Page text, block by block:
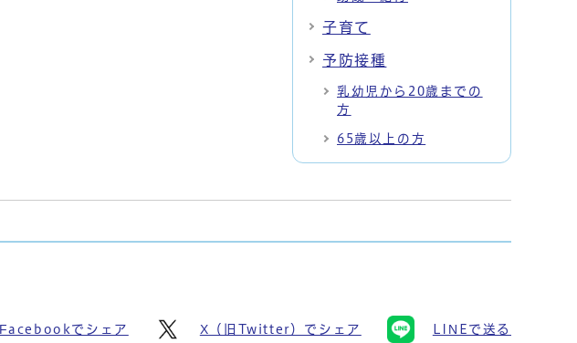
子育て
予防接種
乳幼児から20歳までの
方
65歳以上の方
Facebookでシェア X（旧Twitter）でシェア LINEで送る